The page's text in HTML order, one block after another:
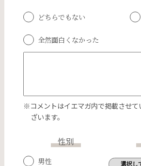
どちらでもない
全然面白くなかった
※コメントはイエマガ内で掲載させて
ざいます。
性別
男性